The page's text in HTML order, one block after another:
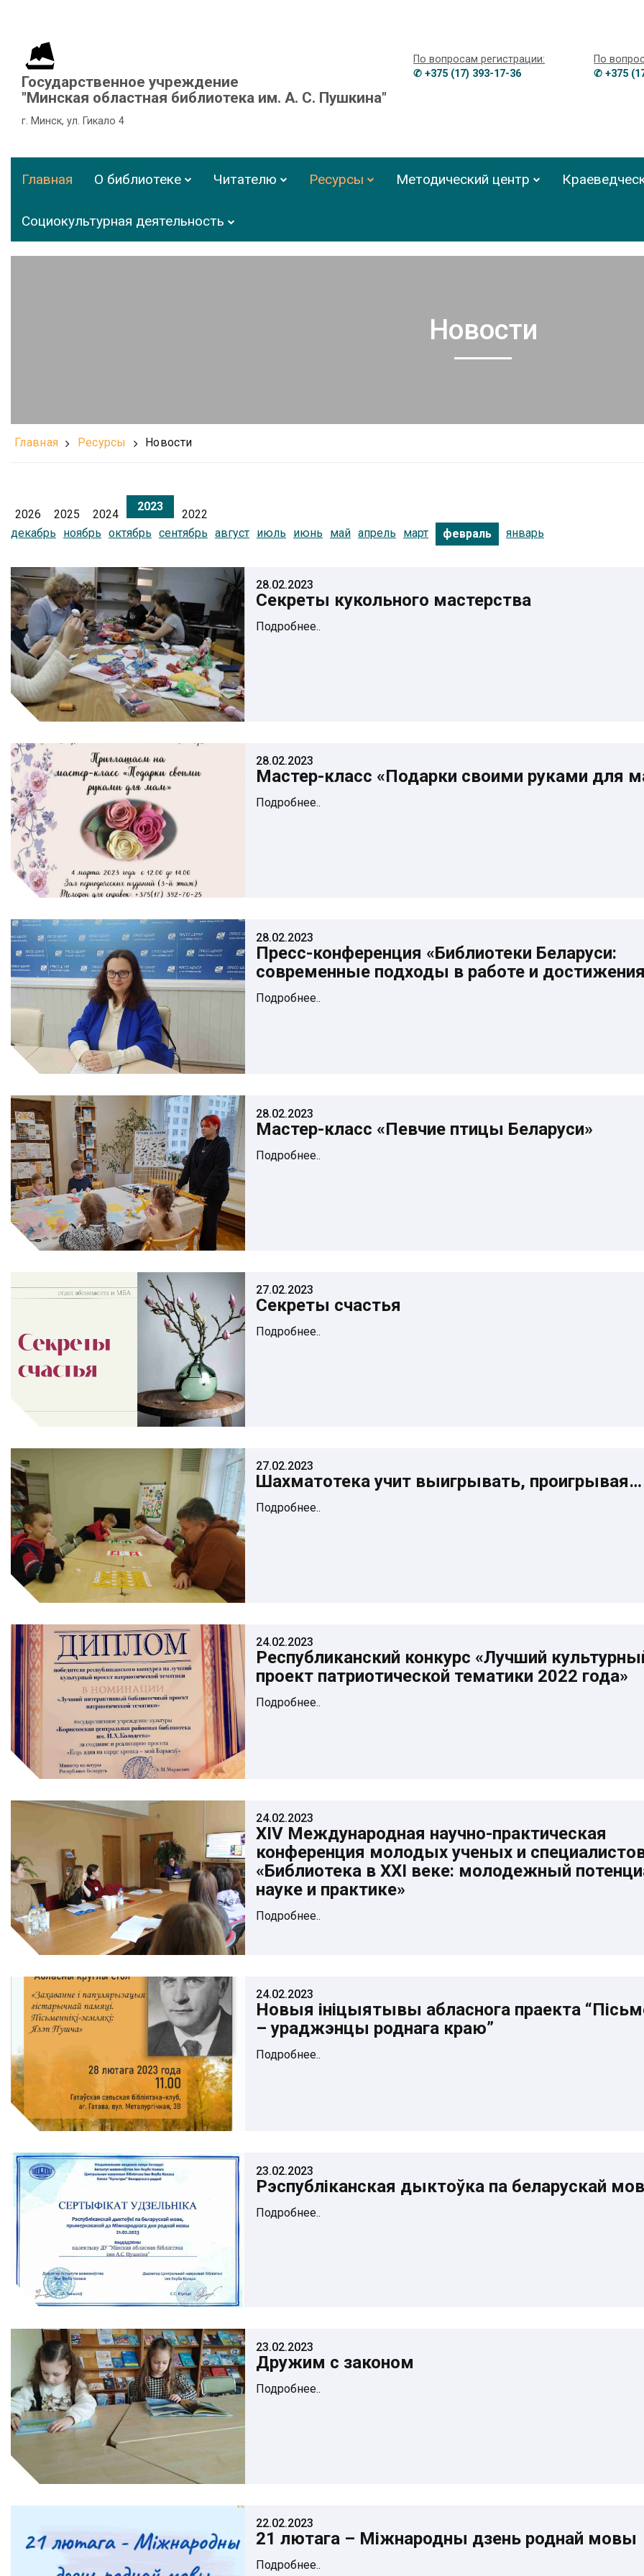
Государственное учреждение
"Минская областная библиотека им. А. С. Пушкина"
г. Минск, ул. Гикало 4
По вопросам регистрации:
✆ +375 (17) 393-17-36
По
✆ +375
Главная О библиотеке Читателю Ресурсы Методический центр
Социокультурная деятельность
Новости
Главная Ресурсы Новости
2026 2025 2024
2023
2022
декабрь
ноябрь октябрь сентябрь август июль июнь май апрель март февраль январь
28.02.2023
Секреты кукольного мастерства
Подробнее..
28.02.2023
Мастер-класс «Подарки своими руками для
Подробнее..
28.02.2023
Пресс-конференция «Библиотеки Беларуси:
современные подходы в работе и
Подробнее..
28.02.2023
Мастер-класс «Певчие птицы Беларуси»
Подробнее..
27.02.2023
Секреты счастья
Подробнее..
27.02.2023
Шахматотека учит выигрывать, проигрывая…
Подробнее..
24.02.2023
Республиканский конкурс «Лучший
проект патриотической тематики 2022 года»
Подробнее..
24.02.2023
XIV Международная научно-практическая
конференция молодых ученых и
«Библиотека в XXI веке: молодежный
науке и практике»
Подробнее..
24.02.2023
Новыя ініцыятывы абласнога праекта
– ураджэнцы роднага краю”
Подробнее..
23.02.2023
Рэспубліканская дыктоўка па беларускай
Подробнее..
23.02.2023
Дружим с законом
Подробнее..
22.02.2023
21 лютага – Міжнародны дзень роднай мовы
Подробнее..